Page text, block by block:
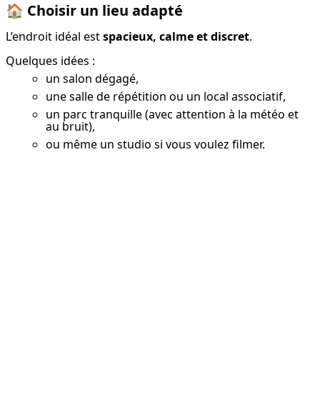
🏠 Choisir un lieu adapté
L’endroit idéal est spacieux, calme et discret.
Quelques idées :
un salon dégagé,
une salle de répétition ou un local associatif,
un parc tranquille (avec attention à la météo et
au bruit),
ou même un studio si vous voulez filmer.